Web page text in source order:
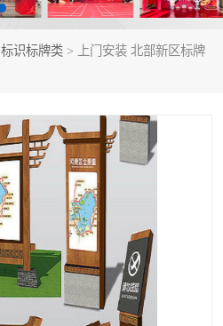
标识标牌类 > 上门安装 北部新区标牌
写真喷绘类
条幅